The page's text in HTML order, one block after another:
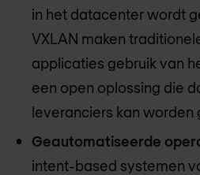
in het datacenter wordt
VXLAN maken
applicaties gebruik van
een open oplossing die
leveranciers kan worden
Geautomatiseerde
intent-based systemen